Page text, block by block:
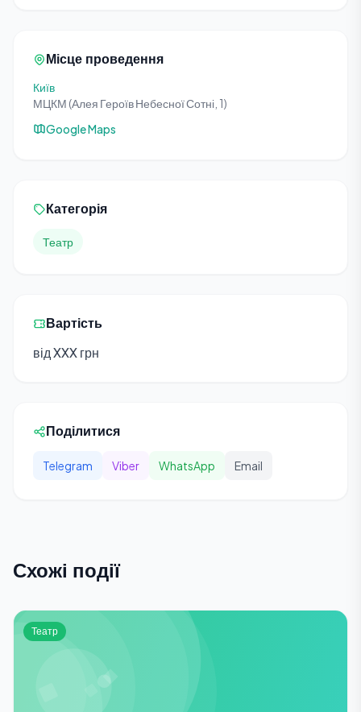
Місце проведення
Київ
МЦКМ (Алея Героїв Небесної Сотні, 1)
Google Maps
Категорія
Театр
Вартість
від XXX грн
Поділитися
Telegram Viber WhatsApp Email
Схожі події
Театр